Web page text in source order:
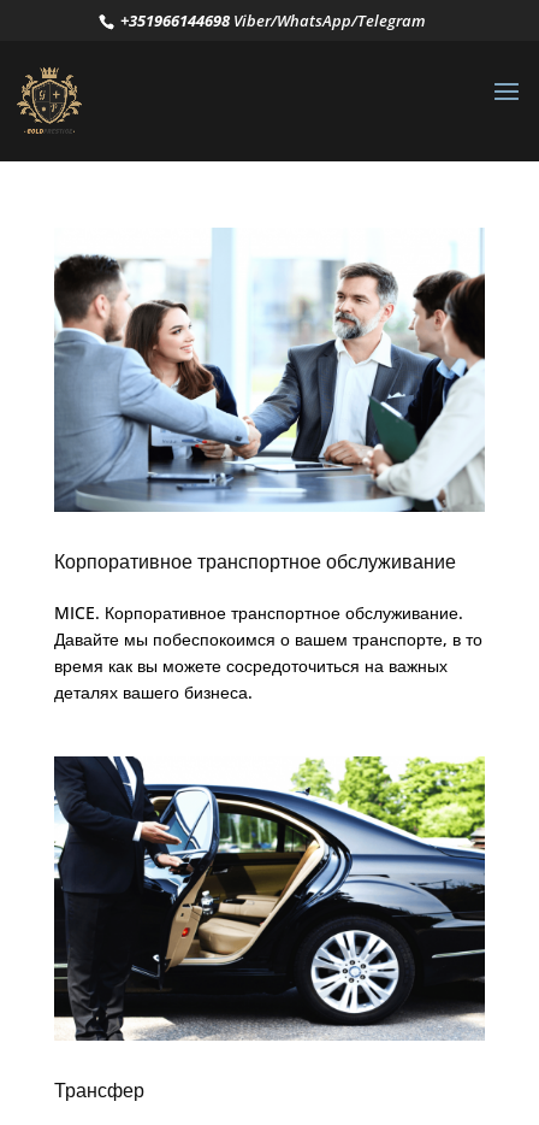
+351966144698Viber/WhatsApp/Telegram
Корпоративное транспортное обслуживание
MICE. Корпоративное транспортное обслуживание.
Давайте мы побеспокоимся о вашем транспорте, в то
время как вы можете сосредоточиться на важных
деталях вашего бизнеса.
Трансфер